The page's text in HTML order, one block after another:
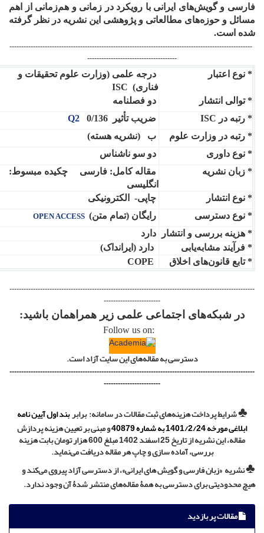
فارسی و گویش‌های ایرانی با رویکرد در زمانی و هم‌زمانی از اهم
مسائل و حوزه‌های مطالعاتی و پژوهشی این نشریه در نظر گرفته
شده است.
-------------------------------------------------------------------------------------------------------
--------------------------------------
* نوع اعتبار
درجه علمی (وزارت علوم تحقیقات و
فناری) ISC
* توالی انتشار
دو فصلنامه
* رتبه در ISC
ضریب تأثیر 0/136
Q2
* رتبه در وزارت علوم
ب (نشریه هسته)
* نوع داوری
دو سو ناشناس
* زبان نشریه
مقاله کامل: فارسی چکیده مبسوط:
انگلیسی
* نوع انتشار
چاپی- الکترونیکی
* نوع دسترسی
رایگان (تمام متن) OPEN ACCESS
* هزینه بررسی و انتشار
دارد
* فرآیند مشابه‌یابی
دارد (ایرانداک)
* تابع قانون‌های اخلاق
--------------------------------------------------------------------------------------------------------
------------------------
در شبکه‌های اجتماعی علمی زیر همراهمان باشید:
Follow us on:
دسترسی به مقاله‌های این سایت آزاد است.
--------------------------------------------------------------------------------------------------------
------------------------
♣شرایط پرداخت هزینه‌های ثبت مقالات در سامانه:برابربند اول آیین نامه
ابلاغی مورخه 1401/2/24 به شماره
40879ومبنی بر تعیین هزینه پردازش
مقاله، این نشریه از تاریخ 25 اسفند 1402 مبلغ 600 هزار تومان بابت هزینه
بررسی، آماده سازی و چاپ هر مقاله دریافت می‌نماید.
♣نشریه «زبان فارسی و گویش های ایرانی»، از دسترسی آزاد پیروی می‌کند و
هیچ محدودیتی برای دسترسی به همۀ مقاله‌های منتشر شدۀ آن وجود ندارد.
مقالات پر بازدید